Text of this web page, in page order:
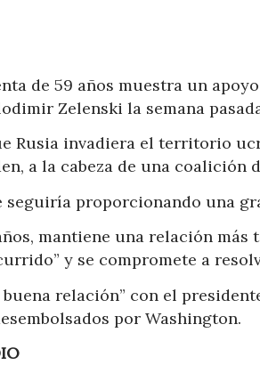
de 59 años muestra un
Zelenski la semana
Rusia invadiera el territorio
a la cabeza de una coalición
seguiría proporcionando una
mantiene una relación más
y se compromete a
buena relación” con el
por Washington.